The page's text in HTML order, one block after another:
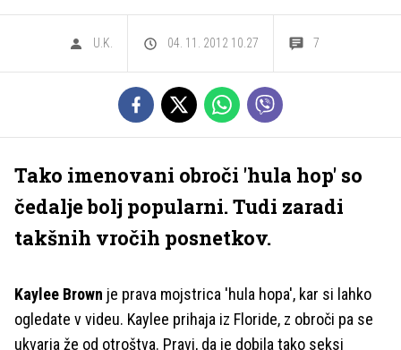
U.K. 04. 11. 2012 10.27 7
Tako imenovani obroči 'hula hop' so
čedalje bolj popularni. Tudi zaradi
takšnih vročih posnetkov.
Kaylee Brown je prava mojstrica 'hula hopa', kar si lahko
ogledate v videu. Kaylee prihaja iz Floride, z obroči pa se
ukvarja že od otroštva. Pravi, da je dobila tako seksi